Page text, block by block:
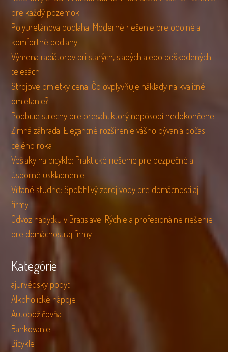
pre každý pozemok
Polyuretánová podlaha: Moderné riešenie pre odolné a
komfortné podlahy
Výmena radiátorov pri starých, slabých alebo poškodených
telesách
Strojove omietky cena: Čo ovplyvňuje náklady na kvalitné
omietanie?
Podbitie strechy pre presah, ktorý nepôsobí nedokončene
Zimná záhrada: Elegantné rozšírenie vášho bývania počas
celého roka
Vešiaky na bicykle: Praktické riešenie pre bezpečné a
úsporné uskladnenie
Vŕtané studne: Spoľahlivý zdroj vody pre domácnosti aj
firmy
Odvoz nábytku v Bratislave: Rýchle a profesionálne riešenie
pre domácnosti aj firmy
Kategórie
ajurvédsky pobyt
Alkoholické nápoje
Autopožičovňa
Bankovanie
Bicykle